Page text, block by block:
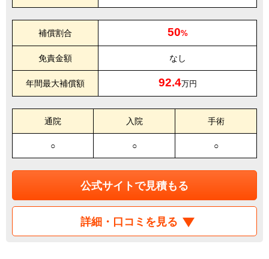
補償割合 50%
免責金額 なし
年間最大補償額 92.4万円
通院 入院 手術
○ ○ ○
公式サイトで見積もる
詳細・口コミを見る